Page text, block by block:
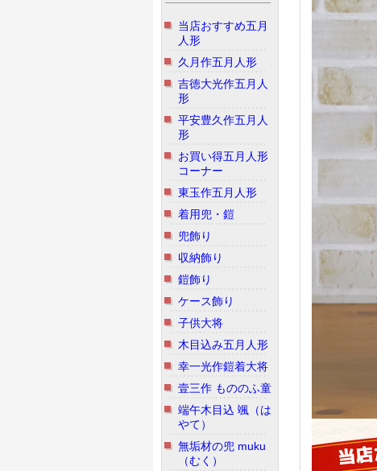
当店おすすめ五月
人形
久月作五月人形
吉徳大光作五月人
形
平安豊久作五月人
形
お買い得五月人形
コーナー
東玉作五月人形
着用兜・鎧
兜飾り
収納飾り
鎧飾り
ケース飾り
子供大将
木目込み五月人形
幸一光作鎧着大将
壹三作 もののふ童
端午木目込 颯（は
やて）
無垢材の兜 muku
（むく）